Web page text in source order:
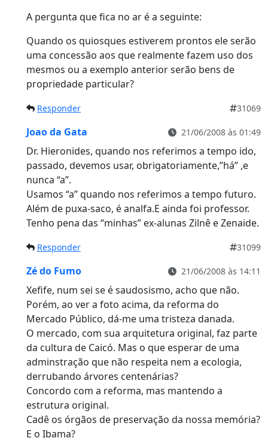
A pergunta que fica no ar é a seguinte:
Quando os quiosques estiverem prontos ele serão
uma concessão aos que realmente fazem uso dos
mesmos ou a exemplo anterior serão bens de
propriedade particular?
Responder 31069
Joao da Gata 21/06/2008 às 01:49
Dr. Hieronides, quando nos referimos a tempo ido,
passado, devemos usar, obrigatoriamente,”há” ,e
nunca “a”.
Usamos “a” quando nos referimos a tempo futuro.
Além de puxa-saco, é analfa.E ainda foi professor.
Tenho pena das “minhas” ex-alunas Zilnê e Zenaide.
Responder 31099
Zé do Fumo 21/06/2008 às 14:11
Xefife, num sei se é saudosismo, acho que não.
Porém, ao ver a foto acima, da reforma do
Mercado Público, dá-me uma tristeza danada.
O mercado, com sua arquitetura original, faz parte
da cultura de Caicó. Mas o que esperar de uma
adminstração que não respeita nem a ecologia,
derrubando árvores centenárias?
Concordo com a reforma, mas mantendo a
estrutura original.
Cadê os órgãos de preservação da nossa memória?
E o Ibama?